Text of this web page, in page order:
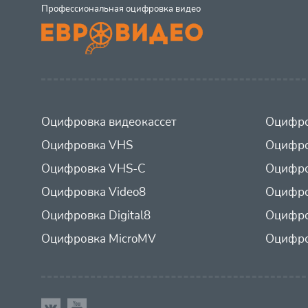
Профессиональная оцифровка видео
Оцифровка видеокассет
Оцифровка VHS
Оцифровка VHS-C
Оцифровка Video8
Оцифровка Digital8
Оцифровка MicroMV